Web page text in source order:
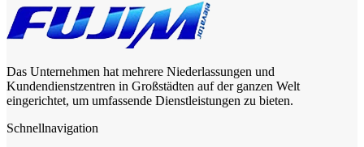
Das Unternehmen hat mehrere Niederlassungen und
Kundendienstzentren in Großstädten auf der ganzen Welt
eingerichtet, um umfassende Dienstleistungen zu bieten.
Schnellnavigation